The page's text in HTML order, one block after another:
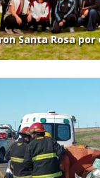
Santa Rosa por